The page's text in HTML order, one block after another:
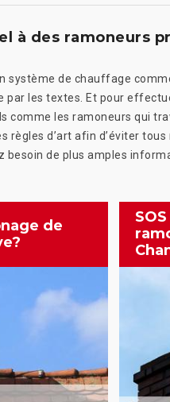
à des ramoneurs
système de chauffage
par les textes. Et pour
comme les ramoneurs qui
d’art afin d’éviter tous
besoin de plus amples
de